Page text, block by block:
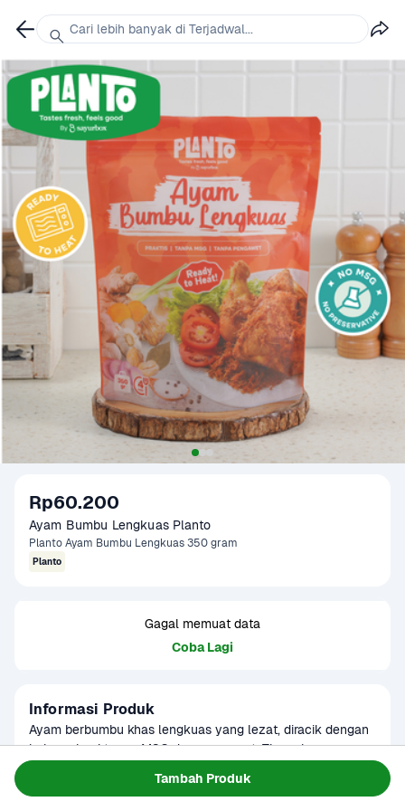
Tambah Produk
Rp60.200
Ayam Bumbu Lengkuas Planto
Planto Ayam Bumbu Lengkuas 350 gram
Planto
Gagal memuat data
Coba Lagi
Informasi Produk
Ayam berbumbu khas lengkuas yang lezat, diracik dengan
bahan alami tanpa MSG dan pengawet. Tinggal goreng,
Planto
Cari lebih banyak di Terjadwal...